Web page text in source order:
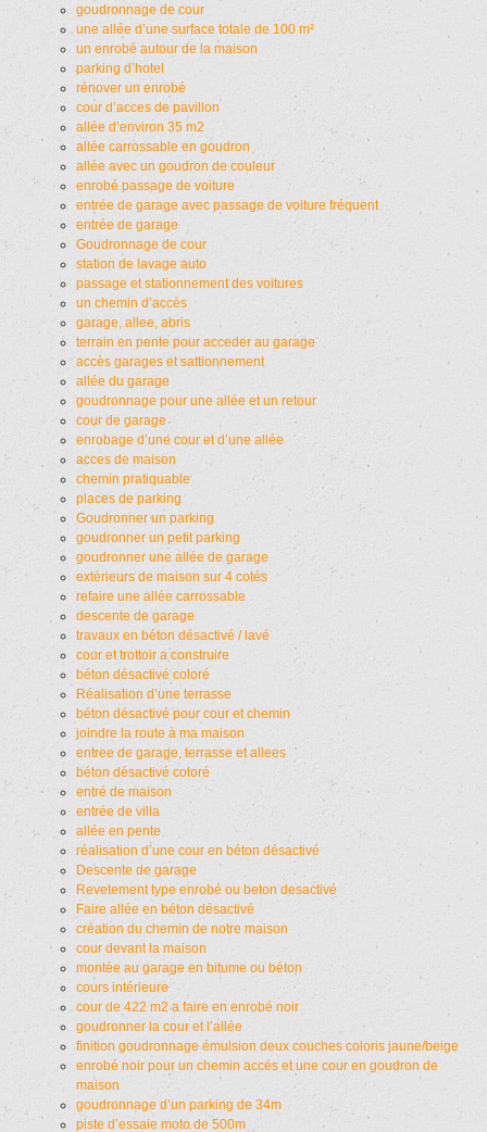
goudronnage de cour
une allée d’une surface totale de 100 m²
un enrobé autour de la maison
parking d’hotel
rénover un enrobé
cour d’acces de pavillon
allée d’environ 35 m2
allée carrossable en goudron
allée avec un goudron de couleur
enrobé passage de voiture
entrée de garage avec passage de voiture fréquent
entrée de garage
Goudronnage de cour
station de lavage auto
passage et stationnement des voitures
un chemin d’accès
garage, allee, abris
terrain en pente pour acceder au garage
accès garages et sattionnement
allée du garage
goudronnage pour une allée et un retour
cour de garage
enrobage d’une cour et d’une allée
acces de maison
chemin pratiquable
places de parking
Goudronner un parking
goudronner un petit parking
goudronner une allée de garage
extérieurs de maison sur 4 cotés
refaire une allée carrossable
descente de garage
travaux en béton désactivé / lavé
cour et trottoir a construire
béton désactivé coloré
Réalisation d’une terrasse
béton désactivé pour cour et chemin
joindre la route à ma maison
entree de garage, terrasse et allees
béton désactivé coloré
entré de maison
entrée de villa
allée en pente
réalisation d’une cour en béton désactivé
Descente de garage
Revetement type enrobé ou beton desactivé
Faire allée en béton désactivé
création du chemin de notre maison
cour devant la maison
montée au garage en bitume ou béton
cours intérieure
cour de 422 m2 a faire en enrobé noir
goudronner la cour et l’allée
finition goudronnage émulsion deux couches coloris jaune/beige
enrobé noir pour un chemin accés et une cour en goudron de
maison
goudronnage d’un parking de 34m
piste d’essaie moto de 500m